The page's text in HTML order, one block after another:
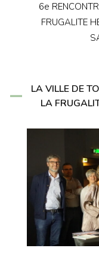
6e
FRUGALITE
LA VILLE DE
LA